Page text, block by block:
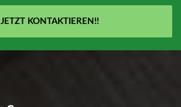
JETZT KONTAKTIEREN!!